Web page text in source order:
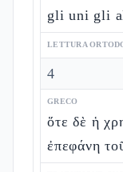
gli uni gli
LETTURA
4
GRECO
ὅτε δὲ ἡ
ἐπεφάνη